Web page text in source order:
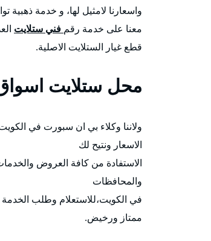
واسعارنا لامثيل لها، و خدمة ذهبية
معنا على خدمة رقم فني ستلايت
قطع غيار الستلايت الاصلية.
محل ستلايت
ولاننا وكلاء بي ان سبورت في
الاسعار ونتيح لك
والمحافظات
في الكويت،للاستعلام وطلب
ممتاز ورخيض.